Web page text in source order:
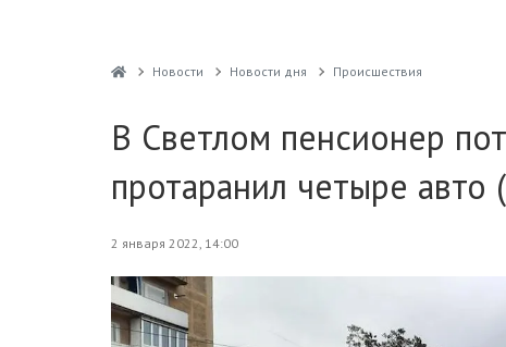
Новости Новости дня Проиcшествия
В Светлом пенсионер
протаранил четыре авто
2 января 2022, 14:00